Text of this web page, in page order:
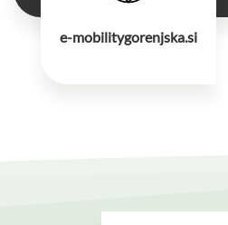
e-mobilitygorenjska.si